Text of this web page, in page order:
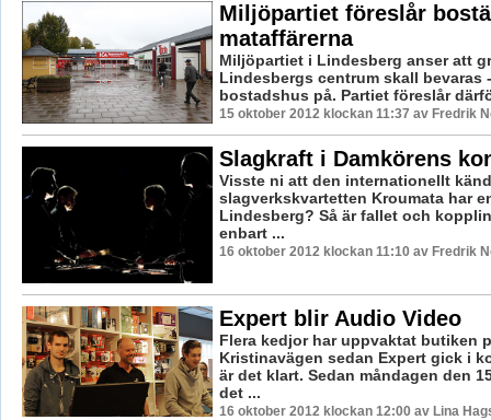
Miljöpartiet föreslår
mataffärerna
Miljöpartiet i Lindesberg anser att
Lindesbergs centrum skall bevaras
bostadshus på. Partiet föreslår
15 oktober 2012 klockan 11:37 av Fredrik
Slagkraft i Damkörens
Visste ni att den internationellt
slagverkskvartetten Kroumata har
Lindesberg? Så är fallet och
enbart ...
16 oktober 2012 klockan 11:10 av Fredrik
Expert blir Audio Video
Flera kedjor har uppvaktat butiken
Kristinavägen sedan Expert gick i
är det klart. Sedan måndagen den
det ...
16 oktober 2012 klockan 12:00 av Lina